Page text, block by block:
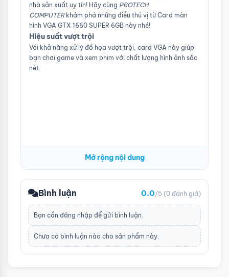
nhà sản xuất uy tín! Hãy cùng PROTECH
COMPUTERkhám phá những điều thú vị từ Card màn
hình VGA GTX 1660 SUPER 6GB này nhé!
Hiệu suất vượt trội
Với khả năng xử lý đồ họa vượt trội, card VGA này giúp
bạn chơi game và xem phim với chất lượng hình ảnh sắc
nét.
Mở rộng nội dung
Bình luận 0.0/5 (0 đánh giá)
Bạn cần đăng nhập để gửi bình luận.
Chưa có bình luận nào cho sản phẩm này.